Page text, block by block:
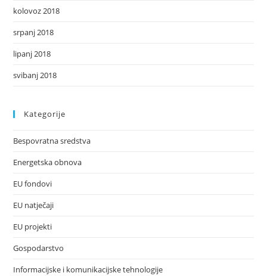
kolovoz 2018
srpanj 2018
lipanj 2018
svibanj 2018
Kategorije
Bespovratna sredstva
Energetska obnova
EU fondovi
EU natječaji
EU projekti
Gospodarstvo
Informacijske i komunikacijske tehnologije